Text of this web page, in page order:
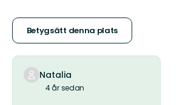
stjärnor
Betygsätt denna plats
Natalia
4 år sedan